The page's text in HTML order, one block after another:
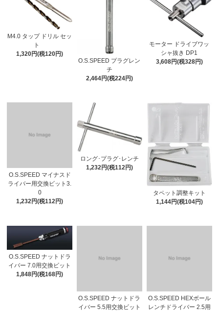
M4.0 タップ ドリル セッ
ト
1,320円(税120円)
O.S.SPEED プラグレン
チ
2,464円(税224円)
モーター ドライブワッ
シャ抜き DP1
3,608円(税328円)
O.S.SPEED マイナスド
ライバー用交換ビット3.
0
1,232円(税112円)
ロング･プラグ･レンチ
1,232円(税112円)
タペット調整キット
1,144円(税104円)
O.S.SPEED ナットドラ
イバー 7.0用交換ビット
1,848円(税168円)
O.S.SPEED ナットドラ
イバー 5.5用交換ビット
O.S.SPEED HEXボール
レンチドライバー 2.5用